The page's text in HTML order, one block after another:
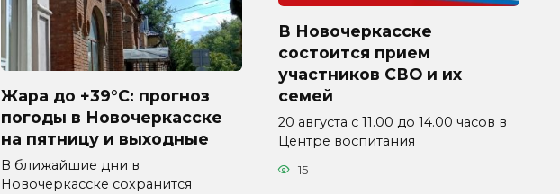
Жара до +39°C: прогноз
погоды в Новочеркасске
на пятницу и выходные
В ближайшие дни в
Новочеркасске сохранится
В Новочеркасске
состоится прием
участников СВО и их
семей
20 августа с 11.00 до 14.00 часов в
Центре воспитания
15